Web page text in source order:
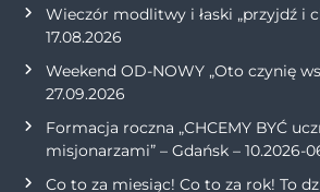
Wieczór modlitwy i łaski „przyjdź i
17.08.2026
Weekend OD-NOWY „Oto czynię
27.09.2026
Formacja roczna „CHCEMY BYĆ
misjonarzami” – Gdańsk – 10.2026-
Co to za miesiąc! Co to za rok! To